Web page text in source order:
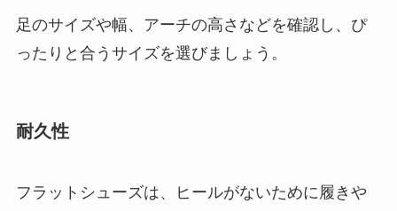
足のサイズや幅、アーチの高さなどを確認し、ぴ
ったりと合うサイズを選びましょう。
耐久性
フラットシューズは、ヒールがないために履きや